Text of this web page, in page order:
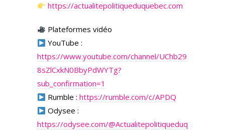
https://actualitepolitiqueduquebec.com
Plateformes vidéo
YouTube :
https://www.youtube.com/channel/UChb29
8sZlCxkN0BbyPdWYTg?
sub_confirmation=1
Rumble :https://rumble.com/c/APDQ
Odysee :
https://odysee.com/@Actualitepolitiqueduq